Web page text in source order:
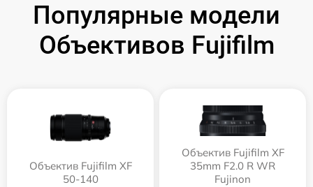
Популярные модели
Объективов Fujifilm
Объектив Fujifilm XF
50-140
Объектив Fujifilm XF
35mm F2.0 R WR
Fujinon